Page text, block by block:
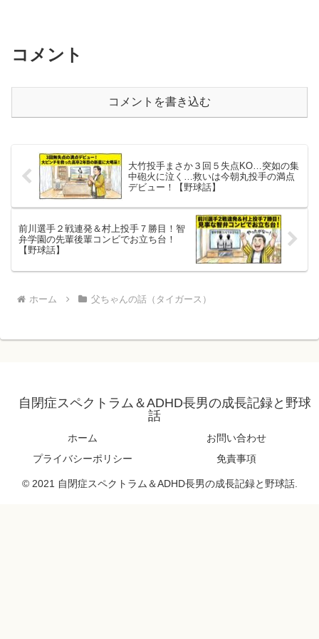
コメント
コメントを書き込む
大竹投手まさか３回５失点KO…突如の集
中砲火に泣く…救いは今朝丸投手の満点
デビュー！【野球話】
前川選手２戦連発＆村上投手７勝目！智
弁学園の先輩後輩コンビでお立ち台！
【野球話】
ホーム 父ちゃんの話（タイガース）
自閉症スペクトラム＆ADHD長男の成長記録と野球
話
ホーム
お問い合わせ
プライバシーポリシー
免責事項
© 2021 自閉症スペクトラム＆ADHD長男の成長記録と野球話.